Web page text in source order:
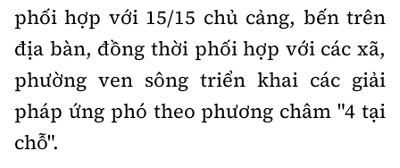
phối hợp với 15/15 chủ cảng, bến trên
địa bàn, đồng thời phối hợp với các xã,
phường ven sông triển khai các giải
pháp ứng phó theo phương châm "4 tại
chỗ".